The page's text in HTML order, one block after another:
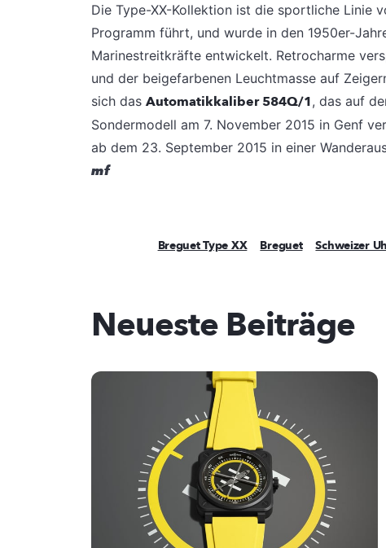
Die Type-XX-Kollektion ist die sportliche Linie
Programm führt, und wurde in den 1950er-
Marinestreitkräfte entwickelt. Retrocharme
und der beigefarbenen Leuchtmasse auf
sich das Automatikkaliber 584Q/1, das auf
Sondermodell am 7. November 2015 in Genf
ab dem 23. September 2015 in einer
mf
Breguet Type XX Breguet Schweizer
Neueste Beiträge